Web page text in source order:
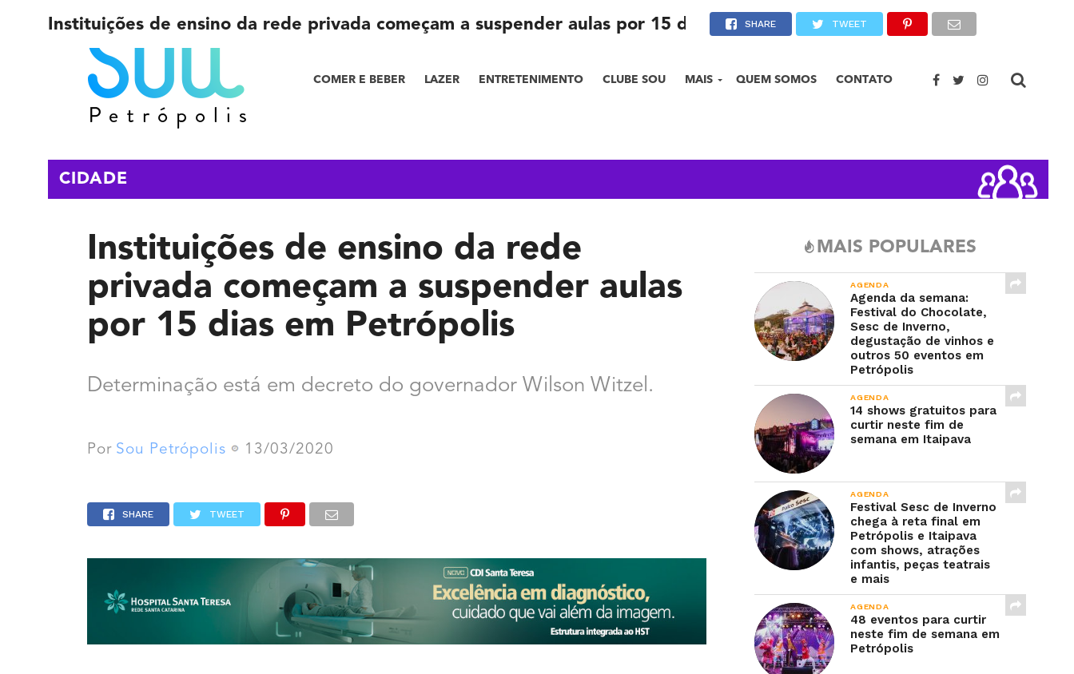
COMER E BEBER LAZER ENTRETENIMENTO CLUBE SOU MAIS QUEM SOMOS CONTATO
Instituições de ensino da rede privada começam a suspender aulas por 15 dias em Petrópolis
SHARE TWEET
CIDADE
Instituições de ensino da rede
privada começam a suspender aulas
por 15 dias em Petrópolis
Determinação está em decreto do governador Wilson Witzel.
Por Sou Petrópolis 13/03/2020
SHARE TWEET
MAIS POPULARES
AGENDA
Agenda da semana:
Festival do Chocolate,
Sesc de Inverno,
degustação de vinhos e
outros 50 eventos em
Petrópolis
AGENDA
14 shows gratuitos para
curtir neste fim de
semana em Itaipava
AGENDA
Festival Sesc de Inverno
chega à reta final em
Petrópolis e Itaipava
com shows, atrações
infantis, peças teatrais
e mais
AGENDA
48 eventos para curtir
neste fim de semana em
Petrópolis